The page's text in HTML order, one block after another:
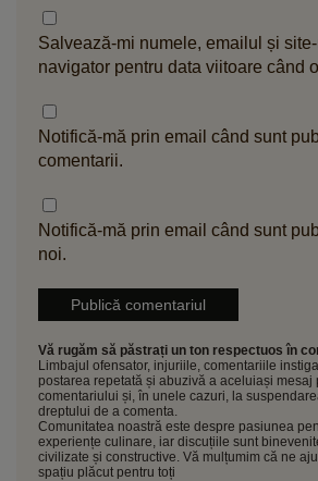
Salvează-mi numele, emailul și
navigator pentru data viitoare când
Notifică-mă prin email când sunt
comentarii.
Notifică-mă prin email când sunt
noi.
Vă rugăm să păstrați un ton respectuos în
Limbajul ofensator, injuriile, comentariile
postarea repetată și abuzivă a aceluiași mesaj
comentariului și, în unele cazuri, la
dreptului de a comenta.
Comunitatea noastră este despre pasiunea
experiențe culinare, iar discuțiile sunt
civilizate și constructive. Vă mulțumim că ne
spațiu plăcut pentru toți